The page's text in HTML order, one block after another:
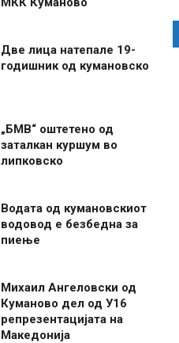
Две лица натепале 19-
годишник од кумановско
„БМВ“ оштетено од
заталкан куршум во
липковско
Водата од кумановскиот
водовод е безбедна за
пиење
Михаил Ангеловски од
Куманово дел од У16
репрезентацијата на
Македонија